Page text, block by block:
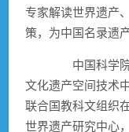
专家解读世界遗产
策，为中国名录遗
中国科学院
文化遗产空间技术
联合国教科文组织
世界遗产研究中心